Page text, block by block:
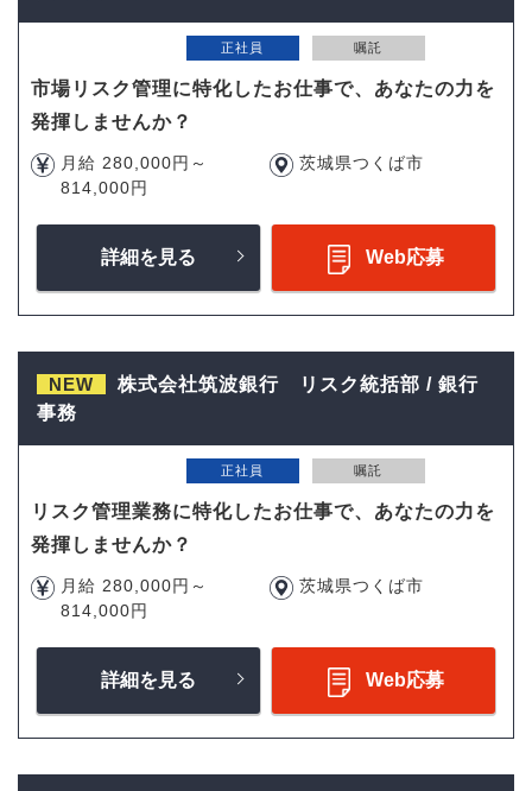
正社員 嘱託
市場リスク管理に特化したお仕事で、あなたの力を
発揮しませんか？
月給 280,000円～
814,000円
茨城県つくば市
詳細を見る Web応募
NEW
株式会社筑波銀行 リスク統括部 / 銀行
事務
正社員 嘱託
リスク管理業務に特化したお仕事で、あなたの力を
発揮しませんか？
月給 280,000円～
814,000円
茨城県つくば市
詳細を見る Web応募